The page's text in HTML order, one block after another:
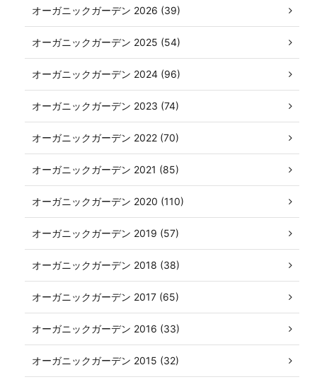
オーガニックガーデン 2026 (39)
オーガニックガーデン 2025 (54)
オーガニックガーデン 2024 (96)
オーガニックガーデン 2023 (74)
オーガニックガーデン 2022 (70)
オーガニックガーデン 2021 (85)
オーガニックガーデン 2020 (110)
オーガニックガーデン 2019 (57)
オーガニックガーデン 2018 (38)
オーガニックガーデン 2017 (65)
オーガニックガーデン 2016 (33)
オーガニックガーデン 2015 (32)